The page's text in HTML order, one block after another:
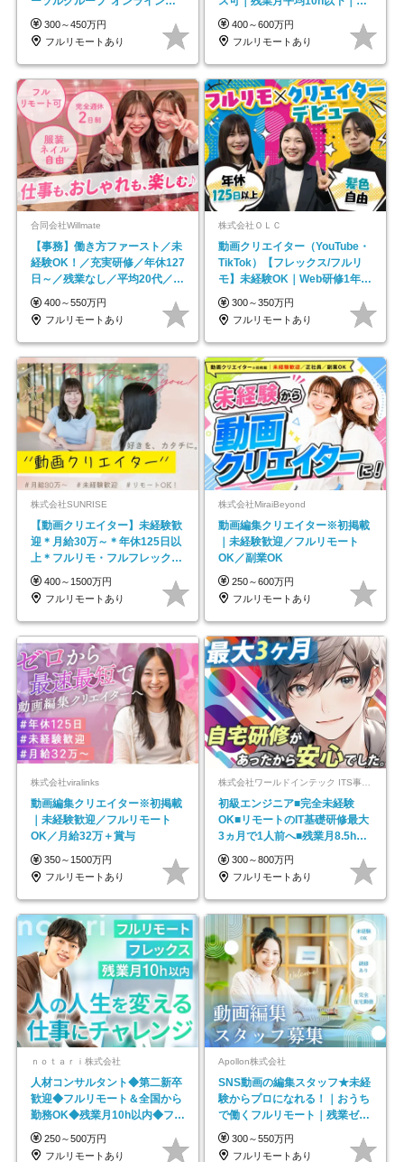
接*30～40代活躍中
300～450万円
フルリモートあり
業立ち上げメンバー
400～600万円
フルリモートあり
合同会社Willmate
【事務】働き方ファースト／未
経験OK！／充実研修／年休127
日～／残業なし／平均20代／リ
モートOK
400～550万円
フルリモートあり
株式会社ＯＬＣ
動画クリエイター（YouTube・
TikTok）【フレックス/フルリ
モ】未経験OK｜Web研修1年間
｜副業OK
300～350万円
フルリモートあり
株式会社SUNRISE
【動画クリエイター】未経験歓
迎＊月給30万～＊年休125日以
上＊フルリモ・フルフレックス
◆10名の採用が決定◆
400～1500万円
フルリモートあり
株式会社MiraiBeyond
動画編集クリエイター※初掲載
｜未経験歓迎／フルリモート
OK／副業OK
250～600万円
フルリモートあり
株式会社viralinks
動画編集クリエイター※初掲載
｜未経験歓迎／フルリモート
OK／月給32万＋賞与
350～1500万円
フルリモートあり
株式会社ワールドインテック ITS事業部【東証プライム上場グループ】
初級エンジニア■完全未経験
OK■リモートのIT基礎研修最大
3ヵ月で1人前へ■残業月8.5h■
安定基盤/STR
300～800万円
フルリモートあり
ｎｏｔａｒｉ株式会社
人材コンサルタント◆第二新卒
歓迎◆フルリモート＆全国から
勤務OK◆残業月10h以内◆フレ
ックス制
250～500万円
フルリモートあり
Apollon株式会社
SNS動画の編集スタッフ★未経
験からプロになれる！｜おうち
で働くフルリモート｜残業ゼロ
で18時退勤◎
300～550万円
フルリモートあり